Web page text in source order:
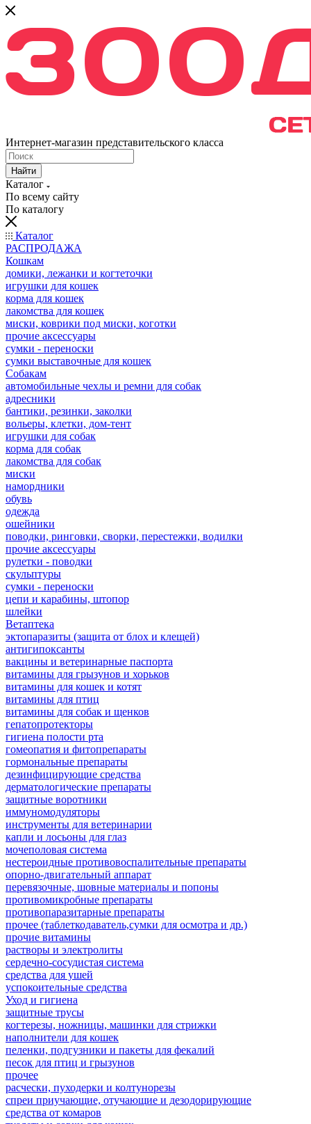
Интернет-магазин представительского класса
Найти
Каталог
По всему сайту
По каталогу
Каталог
РАСПРОДАЖА
Кошкам
домики, лежанки и когтеточки
игрушки для кошек
корма для кошек
лакомства для кошек
миски, коврики под миски, коготки
прочие аксессуары
сумки - переноски
сумки выставочные для кошек
Собакам
автомобильные чехлы и ремни для собак
адресники
бантики, резинки, заколки
вольеры, клетки, дом-тент
игрушки для собак
корма для собак
лакомства для собак
миски
намордники
обувь
одежда
ошейники
поводки, ринговки, сворки, перестежки, водилки
прочие аксессуары
рулетки - поводки
скульптуры
сумки - переноски
цепи и карабины, штопор
шлейки
Ветаптека
эктопаразиты (защита от блох и клещей)
антигипоксанты
вакцины и ветеринарные паспорта
витамины для грызунов и хорьков
витамины для кошек и котят
витамины для птиц
витамины для собак и щенков
гепатопротекторы
гигиена полости рта
гомеопатия и фитопрепараты
гормональные препараты
дезинфицирующие средства
дерматологические препараты
защитные воротники
иммуномодуляторы
инструменты для ветеринарии
капли и лосьоны для глаз
мочеполовая система
нестероидные противовоспалительные препараты
опорно-двигательный аппарат
перевязочные, шовные материалы и попоны
противомикробные препараты
противопаразитарные препараты
прочее (таблеткодаватель,сумки для осмотра и др.)
прочие витамины
растворы и электролиты
сердечно-сосудистая система
средства для ушей
успокоительные средства
Уход и гигиена
защитные трусы
когтерезы, ножницы, машинки для стрижки
наполнители для кошек
пеленки, подгузники и пакеты для фекалий
песок для птиц и грызунов
прочее
расчески, пуходерки и колтунорезы
спреи приучающие, отучающие и дезодорирующие
средства от комаров